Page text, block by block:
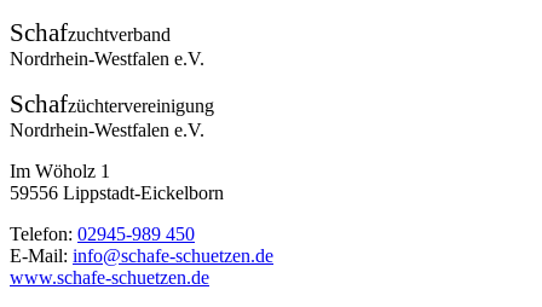
Schafzuchtverband
Nordrhein-Westfalen e.V.
Schafzüchtervereinigung
Nordrhein-Westfalen e.V.
Im Wöholz 1
59556 Lippstadt-Eickelborn
Telefon: 02945-989 450
E-Mail: info@schafe-schuetzen.de
www.schafe-schuetzen.de